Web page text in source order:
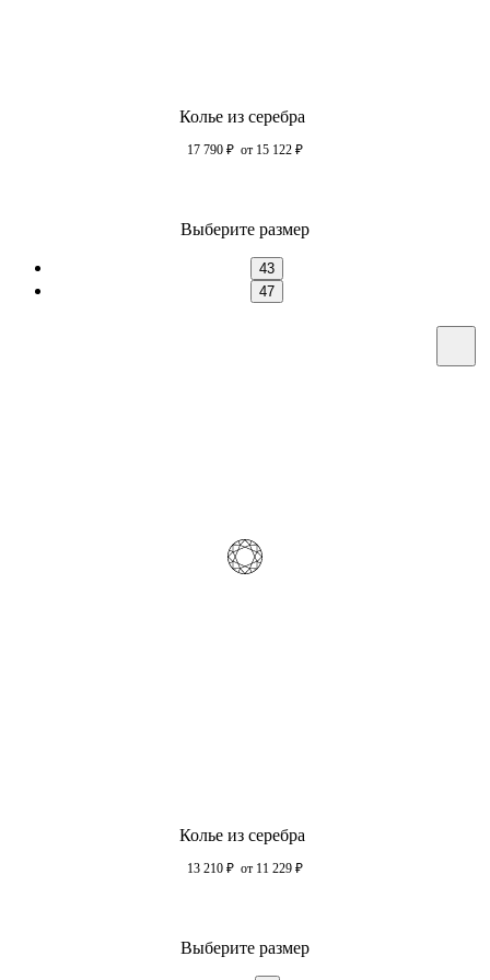
Колье из серебра
17 790 ₽ от 15 122 ₽
Выберите размер
43
47
Колье из серебра
13 210 ₽ от 11 229 ₽
Выберите размер